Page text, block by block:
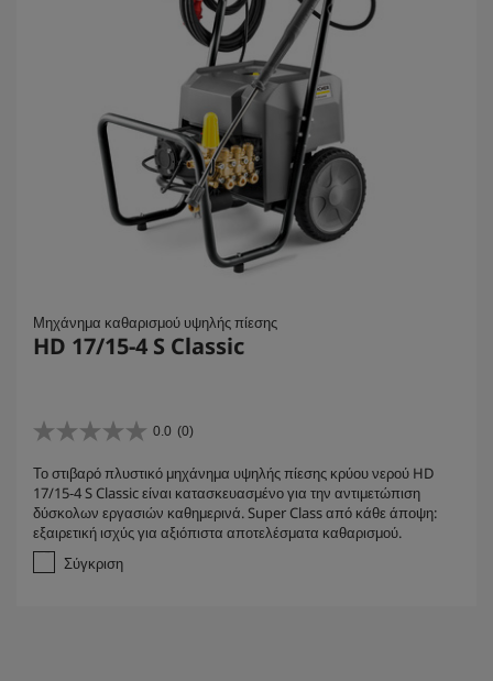
Μηχάνημα καθαρισμού υψηλής πίεσης
HD 17/15-4 S Classic
0.0 (0)
0
0
α
π
ό
α
Το στιβαρό πλυστικό μηχάνημα υψηλής πίεσης κρύου νερού HD
17/15-4 S Classic είναι κατασκευασμένο για την αντιμετώπιση
δύσκολων εργασιών καθημερινά. Super Class από κάθε άποψη:
εξαιρετική ισχύς για αξιόπιστα αποτελέσματα καθαρισμού.
Σύγκριση